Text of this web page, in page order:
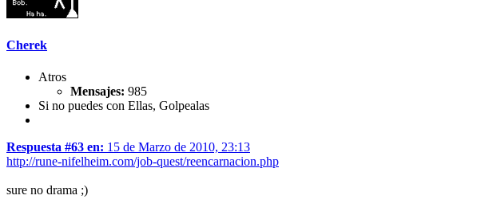
Cherek
Atros
Mensajes: 985
Si no puedes con Ellas, Golpealas
Respuesta #63 en: 15 de Marzo de 2010, 23:13
http://rune-nifelheim.com/job-quest/reencarnacion.php
sure no drama ;)